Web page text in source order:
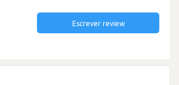
Escrever review